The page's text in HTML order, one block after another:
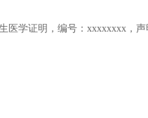
医学证明，编号：xxxxxxxx，